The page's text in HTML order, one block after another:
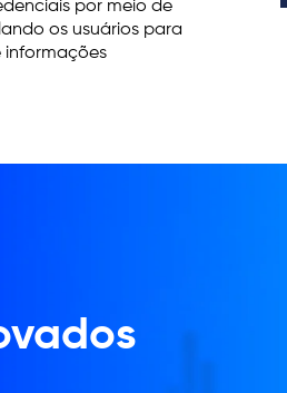
por meio de
os usuários para
informações